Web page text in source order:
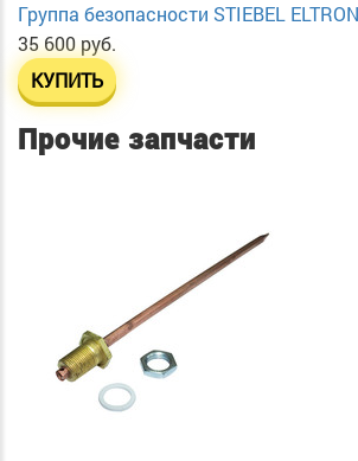
Группа безопасноcти STIEBEL
35 600 руб.
КУПИТЬ
Прочие запчасти